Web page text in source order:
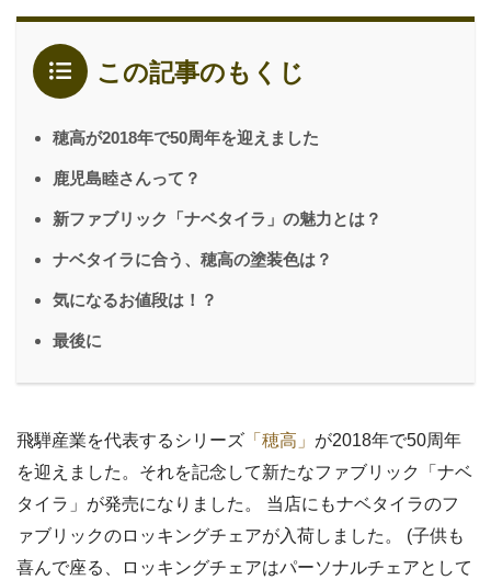
この記事のもくじ
穂高が2018年で50周年を迎えました
鹿児島睦さんって？
新ファブリック「ナベタイラ」の魅力とは？
ナベタイラに合う、穂高の塗装色は？
気になるお値段は！？
最後に
飛騨産業を代表するシリーズ 「穂高」 が2018年で50周年
を迎えました。それを記念して新たなファブリック「ナベ
タイラ」が発売になりました。 当店にもナベタイラのフ
ァブリックのロッキングチェアが入荷しました。 (子供も
喜んで座る、ロッキングチェアはパーソナルチェアとして